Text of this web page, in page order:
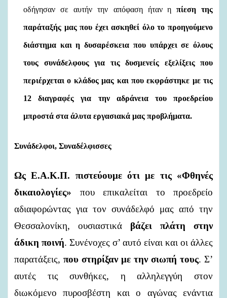
οδήγησαν σε αυτήν την απόφαση ήταν ηπίεση της
παράταξής μας που έχει ασκηθεί όλο το προηγούμενο
διάστημα και η δυσαρέσκεια που υπάρχει σε όλους
τους συνάδελφους για τις δυσμενείς εξελίξεις που
περιέρχεται ο κλάδος μας και που εκφράστηκε με τις
12 διαγραφές για την αδράνεια του προεδρείου
μπροστά στα άλυτα εργασιακά μας προβλήματα.
Συνάδελφοι, Συναδέλφισσες
Ως Ε.Α.Κ.Π. πιστεύουμε ότι με τις «Φθηνές
δικαιολογίες» που επικαλείται το προεδρείο
αδιαφορώντας για τον συνάδελφό μας από την
Θεσσαλονίκη, ουσιαστικά βάζει πλάτη στην
άδικη ποινή. Συνένοχες σ’ αυτό είναι και οι άλλες
παρατάξεις, που στηρίξαν με την σιωπή τους. Σ’
αυτές τις συνθήκες, η αλληλεγγύη στον
διωκόμενο πυροσβέστη και ο αγώνας ενάντια